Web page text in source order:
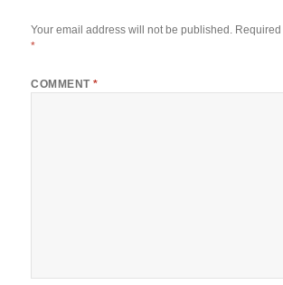
Your email address will not be published.
*
COMMENT*